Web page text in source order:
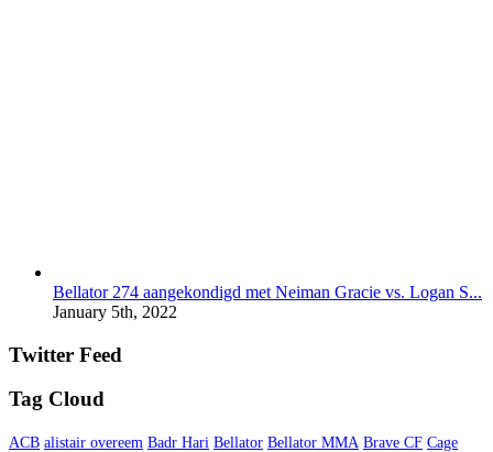
Bellator 274 aangekondigd met Neiman Gracie vs. Logan S...
January 5th, 2022
Twitter Feed
Tag Cloud
ACB alistair overeem Badr Hari Bellator Bellator MMA Brave CF Cage